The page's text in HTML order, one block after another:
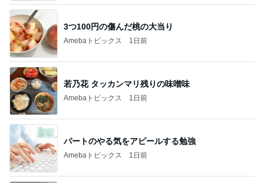
3つ100円の傷んだ桃の大当り
Amebaトピックス 1日前
若乃花 タッカンマリ残りの味噌味
Amebaトピックス 1日前
パートのやる気をアピールする勉強
Amebaトピックス 1日前